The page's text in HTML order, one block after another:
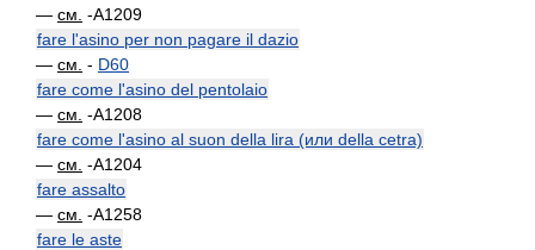
— см. -A1209
fare l'asino per non pagare il dazio
— см. - D60
fare come l'asino del pentolaio
— см. -A1208
fare come l'asino al suon della lira (или della cetra)
— см. -A1204
fare assalto
— см. -A1258
fare le aste